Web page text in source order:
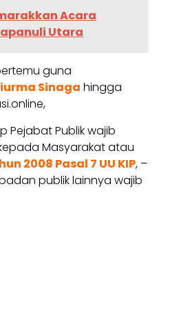
Acara
Utara
guna
Sinaga hingga
Pejabat Publik wajib
Masyarakat atau
2008 Pasal 7 UU KIP, –
publik lainnya wajib